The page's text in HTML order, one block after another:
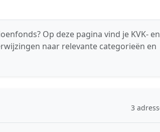
Op deze pagina vind je KVK- en
naar relevante categorieën en
3